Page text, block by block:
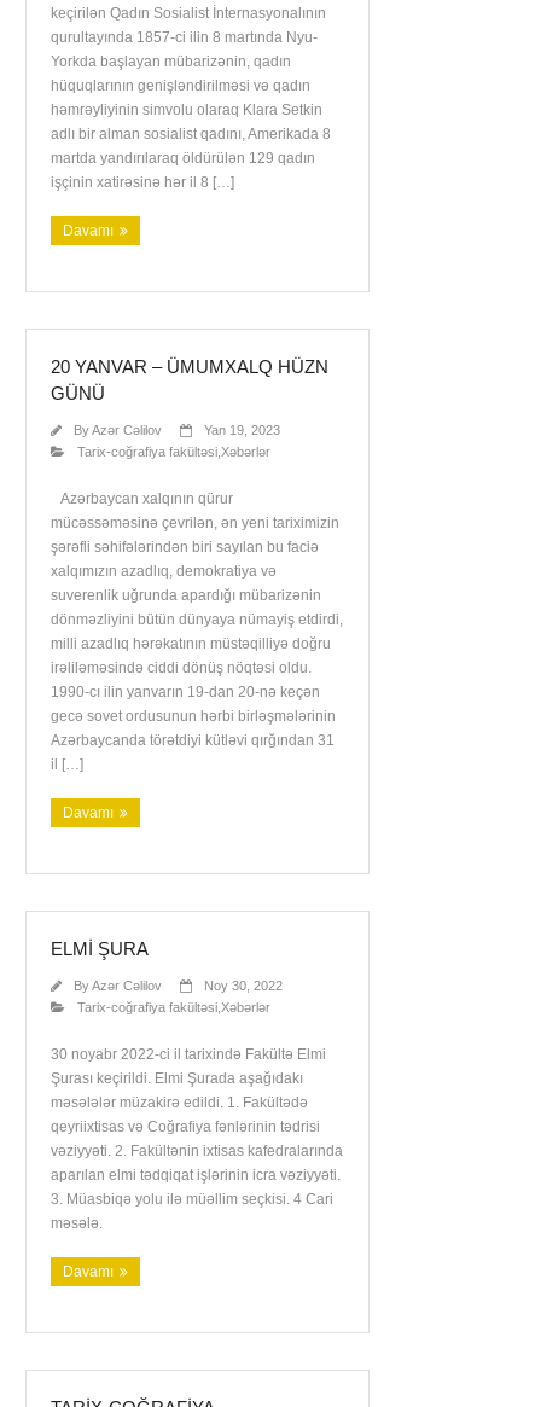
keçirilən Qadın Sosialist İnternasyonalının
qurultayında 1857-ci ilin 8 martında Nyu-
Yorkda başlayan mübarizənin, qadın
hüquqlarının genişləndirilməsi və qadın
həmrəyliyinin simvolu olaraq Klara Setkin
adlı bir alman sosialist qadını, Amerikada 8
martda yandırılaraq öldürülən 129 qadın
işçinin xatirəsinə hər il 8 […]
Davamı
20 YANVAR – ÜMUMXALQ HÜZN
GÜNÜ
ByAzər Cəlilov
Yan 19, 2023
Tarix-coğrafiya fakültəsi,Xəbərlər
Azərbaycan xalqının qürur
mücəssəməsinə çevrilən, ən yeni tariximizin
şərəfli səhifələrindən biri sayılan bu faciə
xalqımızın azadlıq, demokratiya və
suverenlik uğrunda apardığı mübarizənin
dönməzliyini bütün dünyaya nümayiş etdirdi,
milli azadlıq hərəkatının müstəqilliyə doğru
irəliləməsində ciddi dönüş nöqtəsi oldu.
1990-cı ilin yanvarın 19-dan 20-nə keçən
gecə sovet ordusunun hərbi birləşmələrinin
Azərbaycanda törətdiyi kütləvi qırğından 31
il […]
Davamı
ELMI ŞURA
ByAzər Cəlilov
Noy 30, 2022
Tarix-coğrafiya fakültəsi,Xəbərlər
30 noyabr 2022-ci il tarixində Fakültə Elmi
Şurası keçirildi. Elmi Şurada aşağıdakı
məsələlər müzakirə edildi. 1. Fakültədə
qeyriixtisas və Coğrafiya fənlərinin tədrisi
vəziyyəti. 2. Fakültənin ixtisas kafedralarında
aparılan elmi tədqiqat işlərinin icra vəziyyəti.
3. Müasbiqə yolu ilə müəllim seçkisi. 4 Cari
məsələ.
Davamı